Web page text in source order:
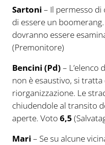
Sartoni – Il permesso di
di essere un
dovranno essere
(Premonitore)
Bencini (Pd) – L’elenco
non è esaustivo, si
riorganizzazione. Le
chiudendole al transito
aperte. Voto 6,5
Mari – Se su alcune